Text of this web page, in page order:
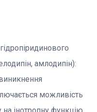
амлодипін):
можливість